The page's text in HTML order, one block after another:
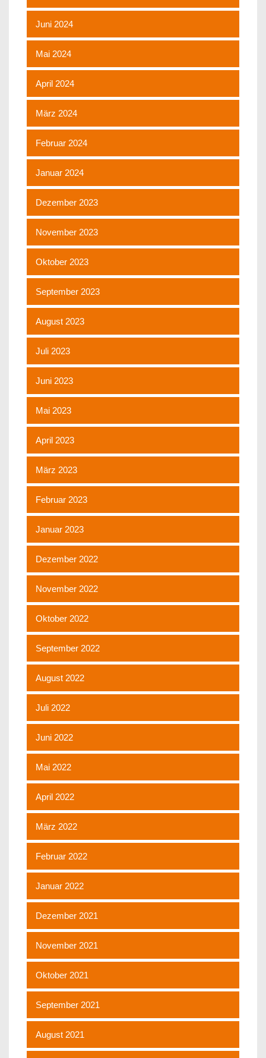
Juni 2024
Mai 2024
April 2024
März 2024
Februar 2024
Januar 2024
Dezember 2023
November 2023
Oktober 2023
September 2023
August 2023
Juli 2023
Juni 2023
Mai 2023
April 2023
März 2023
Februar 2023
Januar 2023
Dezember 2022
November 2022
Oktober 2022
September 2022
August 2022
Juli 2022
Juni 2022
Mai 2022
April 2022
März 2022
Februar 2022
Januar 2022
Dezember 2021
November 2021
Oktober 2021
September 2021
August 2021